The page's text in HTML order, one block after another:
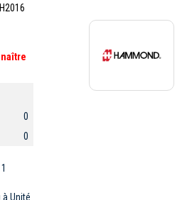
0
0
1
à Unité